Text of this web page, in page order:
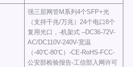
强三层网管M系列4个SFP+光
（支持千兆/万兆）24个电口8个
复用光口，-机架式 –DC36-72V-
AC/DC110V-240V-宽温
（-40℃-80℃）-CE-RoHS-FCC-
公安部检验报告-工信部入网许可